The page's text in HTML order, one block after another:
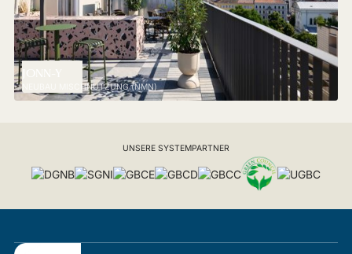
NEUBAU MISCHNUTZUNG (NMN)
UNSERE SYSTEMPARTNER